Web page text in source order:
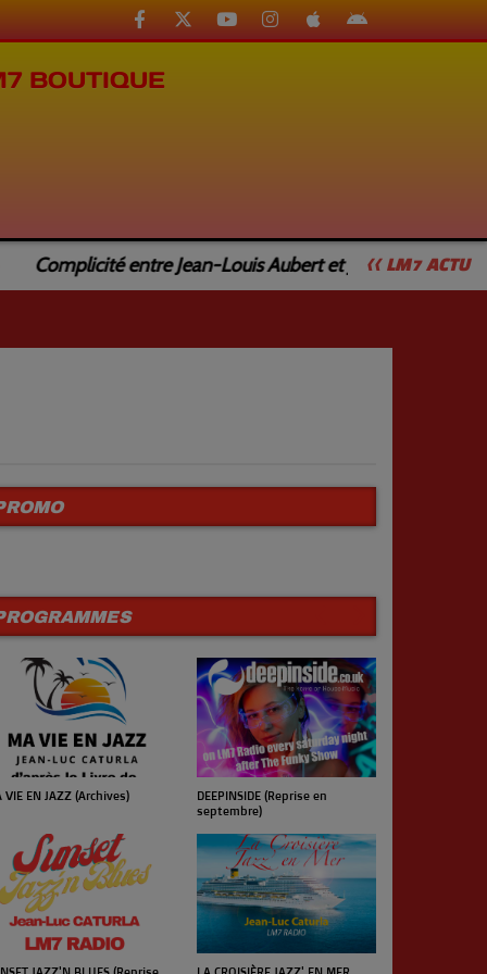
BOUTIQUE
<< LM7 ACTU
entre Jean-Louis Aubert et Jean-Luc Caturla
VIE EN JAZZ (Archives)
DEEPINSIDE (Reprise en
septembre)